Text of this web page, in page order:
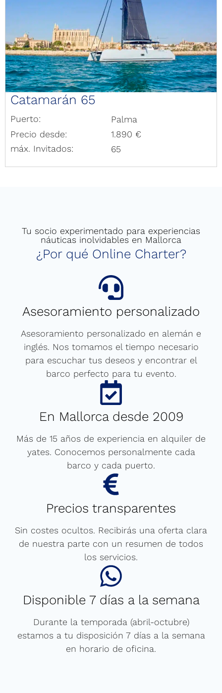
Catamarán 65
Puerto:
Palma
Precio desde:
1.890 €
máx. Invitados:
65
Tu socio experimentado para experiencias
náuticas inolvidables en Mallorca
¿Por qué Online Charter?
Asesoramiento personalizado
Asesoramiento personalizado en alemán e
inglés. Nos tomamos el tiempo necesario
para escuchar tus deseos y encontrar el
barco perfecto para tu evento.
En Mallorca desde 2009
Más de 15 años de experiencia en alquiler de
yates. Conocemos personalmente cada
barco y cada puerto.
Precios transparentes
Sin costes ocultos. Recibirás una oferta clara
de nuestra parte con un resumen de todos
los servicios.
Disponible 7 días a la semana
Durante la temporada (abril-octubre)
estamos a tu disposición 7 días a la semana
en horario de oficina.